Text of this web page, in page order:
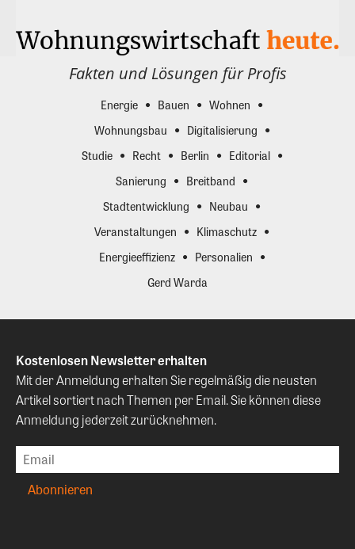
Fakten und Lösungen für Profis
Energie Bauen
Wohnen
Wohnungsbau
Digitalisierung
Studie
Recht Berlin
Editorial
Sanierung
Breitband
Stadtentwicklung
Neubau
Veranstaltungen
Klimaschutz
Energieeffizienz
Personalien
Gerd Warda
Kostenlosen Newsletter erhalten
Mit der Anmeldung erhalten Sie regelmäßig die neusten
Artikel sortiert nach Themen per Email. Sie können diese
Anmeldung jederzeit zurücknehmen.